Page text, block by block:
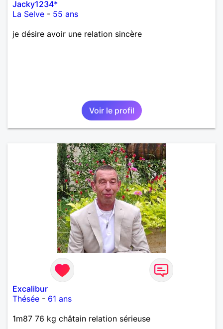
Jacky1234*
La Selve - 55 ans
je désire avoir une relation sincère
Voir le profil
Excalibur
Thésée - 61 ans
1m87 76 kg châtain relation sérieuse